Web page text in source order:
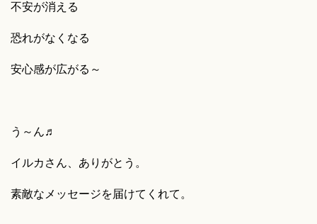
不安が消える
恐れがなくなる
安心感が広がる～
う～ん♬
イルカさん、ありがとう。
素敵なメッセージを届けてくれて。